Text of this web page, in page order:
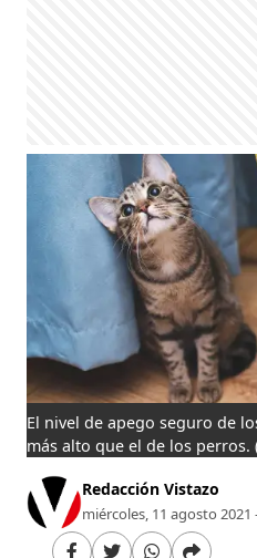
El nivel de apego seguro de
más alto que el de los perros.
Redacción Vistazo
miércoles, 11 agosto 2021